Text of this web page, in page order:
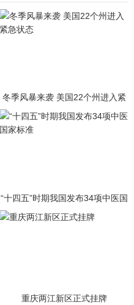
冬季风暴来袭 美国22个州进入紧
急状态
“十四五”时期我国发布34项中医国
重庆两江新区正式挂牌